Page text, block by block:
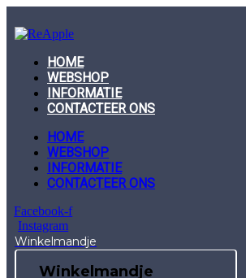
to
content
HOME
WEBSHOP
INFORMATIE
CONTACTEER ONS
HOME
WEBSHOP
INFORMATIE
CONTACTEER ONS
Facebook-f
Instagram
Winkelmandje
Winkelmandje